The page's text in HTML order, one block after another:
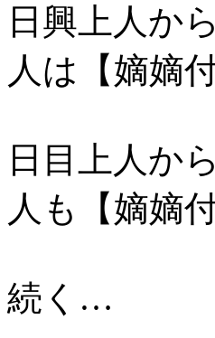
日興上人か
人は【嫡嫡
日目上人か
人も【嫡嫡
続く…